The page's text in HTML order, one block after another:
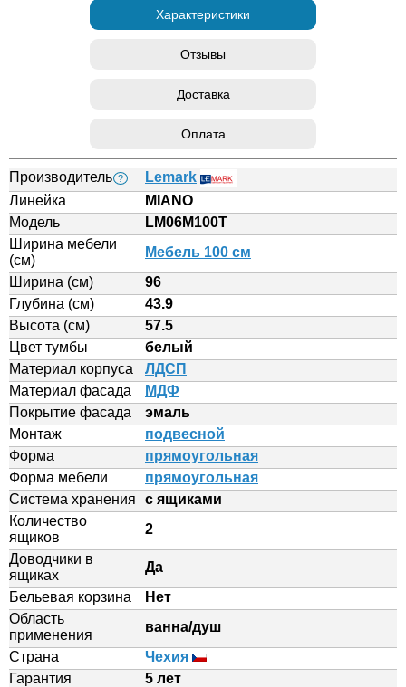
Характеристики
Отзывы
Доставка
Оплата
Производитель ?
Lemark
Линейка
MIANO
Модель
LM06M100T
Ширина мебели
(см)
Мебель 100 см
Ширина (см)
96
Глубина (см)
43.9
Высота (см)
57.5
Цвет тумбы
белый
Материал корпуса
ЛДСП
Материал фасада
МДФ
Покрытие фасада
эмаль
Монтаж
подвесной
Форма
прямоугольная
Форма мебели
прямоугольная
Система хранения
с ящиками
Количество
ящиков
2
Доводчики в
ящиках
Да
Бельевая корзина
Нет
Область
применения
ванна/душ
Страна
Чехия
Гарантия
5 лет